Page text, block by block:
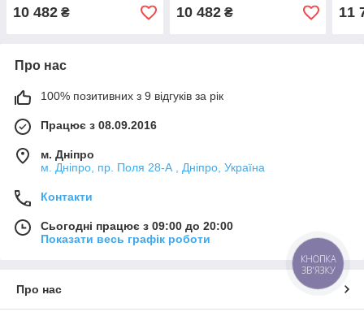
10 482 ₴ 10 482₴ 11
Про нас
100% позитивних з 9 відгуків за рік
Працює з 08.09.2016
м. Дніпро
м. Дніпро, пр. Поля 28-А , Дніпро, Україна
Контакти
Сьогодні працює з 09:00 до 20:00
Показати весь графік роботи
Про нас
КНОПКА
ЗВ'ЯЗКУ